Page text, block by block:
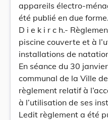
appareils électro-
été publié en due forme.
D i e k i r c h.-
piscine couverte et à
installations de
En séance du 30
communal de la Ville
règlement relatif à
à l’utilisation de ses
Ledit règlement a été